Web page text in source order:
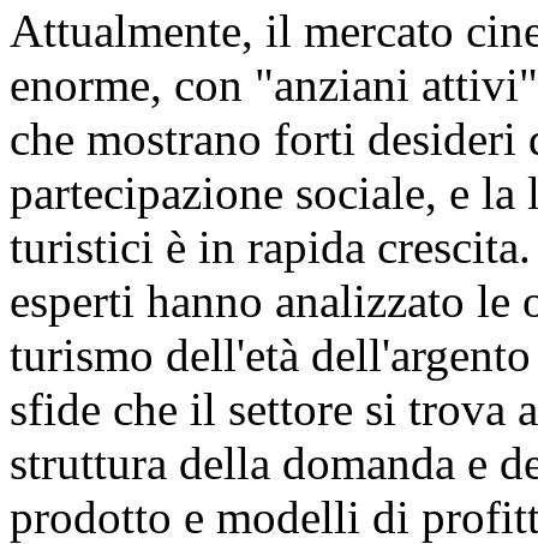
Attualmente, il mercato
enorme, con "anziani
che mostrano forti desideri
partecipazione sociale, e
turistici è in rapida
esperti hanno analizzato
turismo dell'età
sfide che il settore si trova
struttura della domanda e
prodotto e modelli di